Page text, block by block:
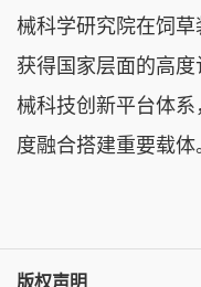
械科学研究院在饲
获得国家层面的高
械科技创新平台体
度融合搭建重要载体
版权声明